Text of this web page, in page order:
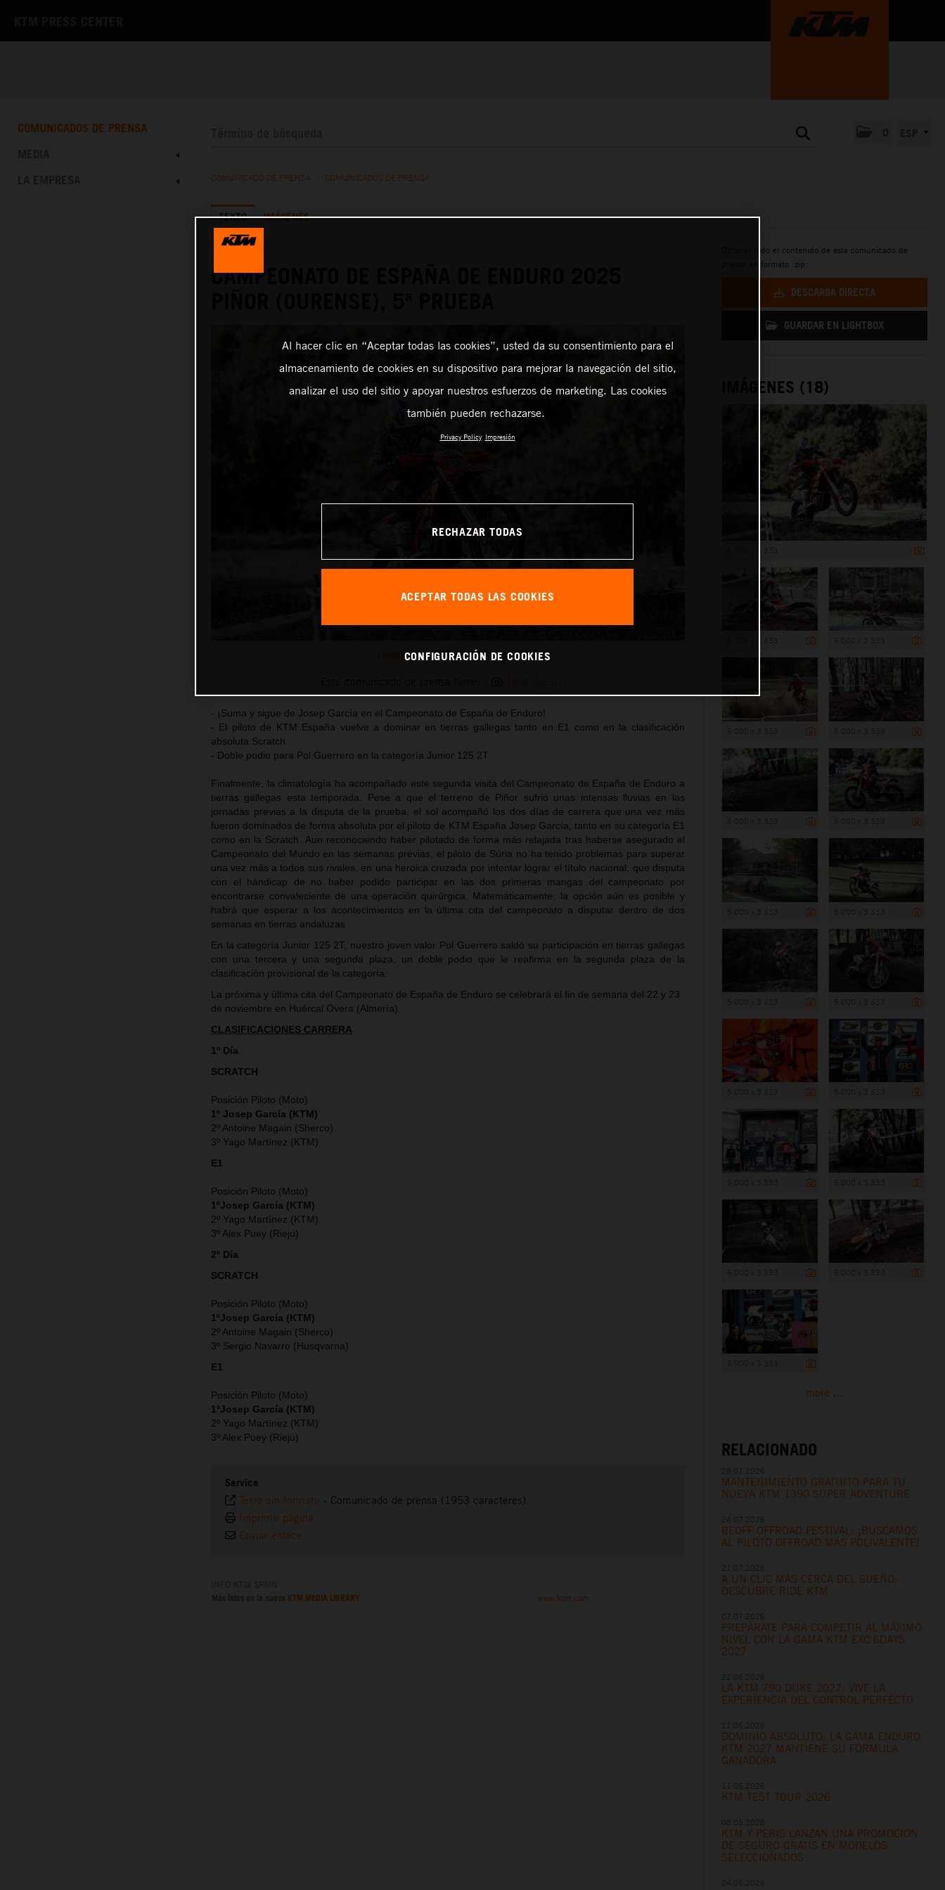
COMUNICADOS DE PRENSA
COMUNICADO DE PRENSA COMUNICADOS DE PRENSA
TEXTO IMÁGENES
10.11.2025
CAMPEONATO DE ESPAÑA DE ENDURO 2025
Josep García_CEE_Piñor (Ourense)
- ¡Suma y sigue de Josep García en el Campeonato de España de Enduro!
- El piloto de KTM España vuelve a dominar en tierras gallegas tanto en E1 como en la clasificación
absoluta Scratch
- Doble podio para Pol Guerrero en la categoría Junior 125 2T
Finalmente, la climatología ha acompañado este segunda visita del Campeonato de España de Enduro a
tierras gallegas esta temporada. Pese a que el terreno de Piñor sufrió unas intensas lluvias en las
jornadas previas a la disputa de la prueba, el sol acompañó los dos días de carrera que una vez más
fueron dominados de forma absoluta por el piloto de KTM España Josep García, tanto en su categoría E1
como en la Scratch. Aun reconociendo haber pilotado de forma más relajada tras haberse asegurado el
Campeonato del Mundo en las semanas previas, el piloto de Súria no ha tenido problemas para superar
una vez más a todos sus rivales, en una heroica cruzada por intentar lograr el título nacional, que disputa
con el hándicap de no haber podido participar en las dos primeras mangas del campeonato por
encontrarse convaleciente de una operación quirúrgica. Matemáticamente, la opción aún es posible y
habrá que esperar a los acontecimientos en la última cita del campeonato a disputar dentro de dos
semanas en tierras andaluzas
En la categoría Junior 125 2T, nuestro joven valor Pol Guerrero saldó su participación en tierras gallegas
con una tercera y una segunda plaza, un doble podio que le reafirma en la segunda plaza de la
clasificación provisional de la categoría.
La próxima y última cita del Campeonato de España de Enduro se celebrará el fin de semana del 22 y 23
de noviembre en Huércal Overa (Almería).
CLASIFICACIONES CARRERA
1º Día
SCRATCH
Posición Piloto (Moto)
1º Josep García (KTM)
2º Antoine Magain (Sherco)
3º Yago Martínez (KTM)
E1
Posición Piloto (Moto)
1ºJosep García (KTM)
2º Yago Martínez (KTM)
3º Alex Puey (Rieju)
2º Día
SCRATCH
Posición Piloto (Moto)
1ºJosep García (KTM)
2º Antoine Magain (Sherco)
3º Sergio Navarro (Husqvarna)
E1
Posición Piloto (Moto)
1ºJosep García (KTM)
2º Yago Martínez (KTM)
3º Alex Puey (Rieju)
Service
Texto sin formato - Comunicado de prensa (1953 caracteres)
Imprimir página
Enviar enlace
KTM MEDIA LIBRARY www.ktm.com
Obtener todo el contenido de este comunicado de
prensa en formato .zip:
DESCARGA DIRECTA
GUARDAR EN LIGHTBOX
IMÁGENES (18)
more ...
RELACIONADO
MANTENIMIENTO GRATUITO PARA TU
NUEVA KTM 1390 SUPER ADVENTURE
BEOFF OFFROAD FESTIVAL: ¡BUSCAMOS
AL PILOTO OFFROAD MÁS POLIVALENTE!
A UN CLIC MÁS CERCA DEL SUEÑO:
DESCUBRE RIDE KTM
PREPÁRATE PARA COMPETIR AL MÁXIMO
NIVEL CON LA GAMA KTM EXC 6DAYS
2027
LA KTM 790 DUKE 2027: VIVE LA
EXPERIENCIA DEL CONTROL PERFECTO
DOMINIO ABSOLUTO: LA GAMA ENDURO
KTM 2027 MANTIENE SU FÓRMULA
GANADORA
KTM TEST TOUR 2026
KTM Y PERIS LANZAN UNA PROMOCIÓN
DE SEGURO GRATIS EN MODELOS
SELECCIONADOS
Al hacer clic en “Aceptar todas las cookies”, usted da su consentimiento para el
almacenamiento de cookies en su dispositivo para mejorar la navegación del sitio,
analizar el uso del sitio y apoyar nuestros esfuerzos de marketing. Las cookies
también pueden rechazarse.
Privacy Policy Impresión
RECHAZAR TODAS
ACEPTAR TODAS LAS COOKIES
CONFIGURACIÓN DE COOKIES